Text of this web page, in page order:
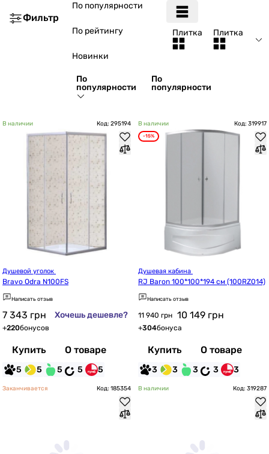
Фильтр
По популярности
По рейтингу
Новинки
По
популярности
По
популярности
Плитка Плитка
В наличии Код: 295194
Bravo Odra N100FS
Написать отзыв
7 343 грн Хочешь дешевле?
+220бонусов
Купить О товаре
5 5 5 5 5
В наличии Код: 319917
-15%
RJ Baron 100*100*194 см (100RZ014)
Написать отзыв
11 940 грн 10 149 грн
+304бонуса
Купить О товаре
3 3 3 3 3
Заканчивается Код: 185354 В наличии Код: 319287